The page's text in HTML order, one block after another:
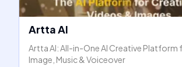
Artta AI
Artta AI: All-in-One AI Creative Platform
Image, Music & Voiceover